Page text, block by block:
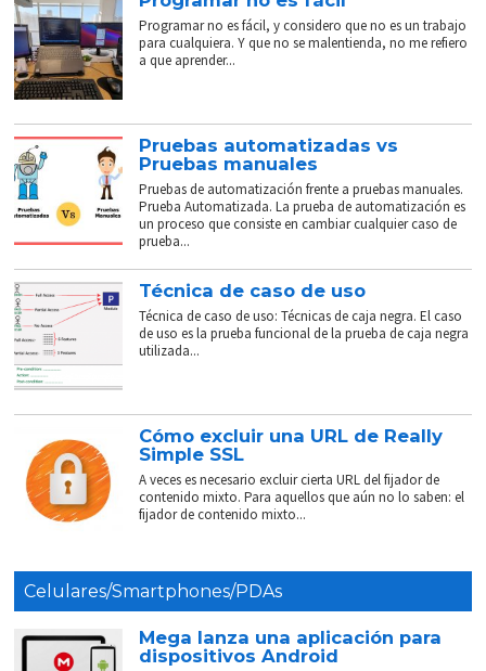
Programar no es fácil, y considero que no es un trabajo
para cualquiera. Y que no se malentienda, no me refiero
a que aprender...
Pruebas automatizadas vs
Pruebas manuales
Pruebas de automatización frente a pruebas manuales.
Prueba Automatizada. La prueba de automatización es
un proceso que consiste en cambiar cualquier caso de
prueba...
Técnica de caso de uso
Técnica de caso de uso: Técnicas de caja negra. El caso
de uso es la prueba funcional de la prueba de caja negra
utilizada...
Cómo excluir una URL de Really
Simple SSL
A veces es necesario excluir cierta URL del fijador de
contenido mixto. Para aquellos que aún no lo saben: el
fijador de contenido mixto...
Celulares/Smartphones/PDAs
Mega lanza una aplicación para
dispositivos Android